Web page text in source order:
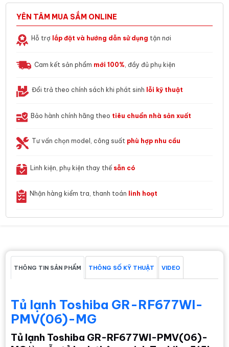
YÊN TÂM MUA SẮM ONLINE
Hỗ trợ lắp đặt và hướng dẫn sử dụng tận nơi
Cam kết sản phẩm mới 100% , đầy đủ phụ kiện
Đổi trả theo chính sách khi phát sinh lỗi kỹ thuật
Bảo hành chính hãng theo tiêu chuẩn nhà sản xuất
Tư vấn chọn model, công suất phù hợp nhu cầu
Linh kiện, phụ kiện thay thế sẵn có
Nhận hàng kiểm tra, thanh toán linh hoạt
THÔNG TIN SẢN PHẨM THÔNG SỐ KỸ THUẬT VIDEO
Tủ lạnh Toshiba GR-RF677WI-
PMV(06)-MG
Tủ lạnh Toshiba GR-RF677WI-PMV(06)-